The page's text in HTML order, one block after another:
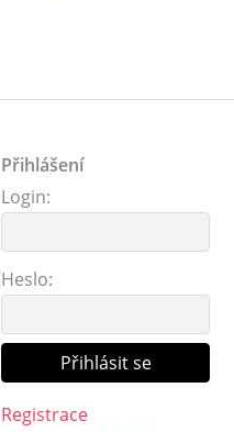
Přihlášení
Login:
Heslo:
Registrace